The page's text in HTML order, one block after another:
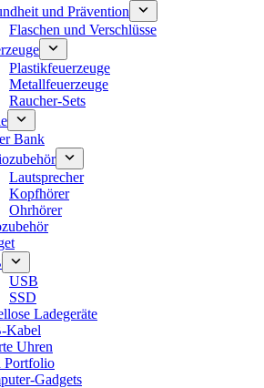
und Prävention
Flaschen und Verschlüsse
Plastikfeuerzeuge
Metallfeuerzeuge
Raucher-Sets
Bank
Lautsprecher
Kopfhörer
Ohrhörer
USB
SSD
Ladegeräte
Kabel
Uhren
Portfolio
Gadgets